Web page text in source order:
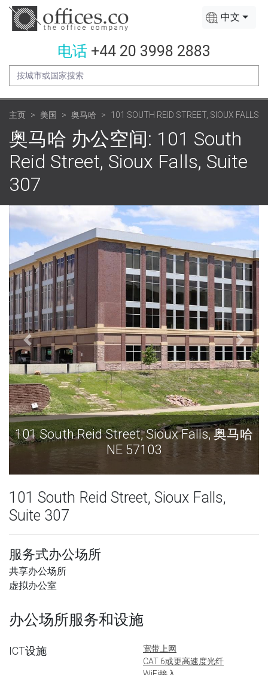
中文
电话 +44 20 3998 2883
主页 美国 奥马哈 101 SOUTH REID STREET, SIOUX FALLS
奥马哈 办公空间: 101 South
Reid Street, Sioux Falls, Suite
307
101 South Reid Street, Sioux Falls, 奥马哈
NE 57103
101 South Reid Street, Sioux Falls,
Suite 307
服务式办公场所
共享办公场所
虚拟办公室
办公场所服务和设施
ICT设施
宽带上网
CAT 6或更高速度光纤